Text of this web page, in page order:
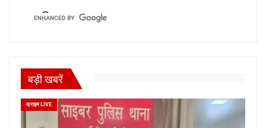
बड़ी खबरें
क्राइम LIVE